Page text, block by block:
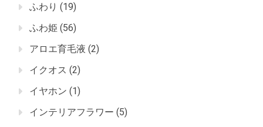
ふわり (19)
ふわ姫 (56)
アロエ育毛液 (2)
イクオス (2)
イヤホン (1)
インテリアフラワー (5)